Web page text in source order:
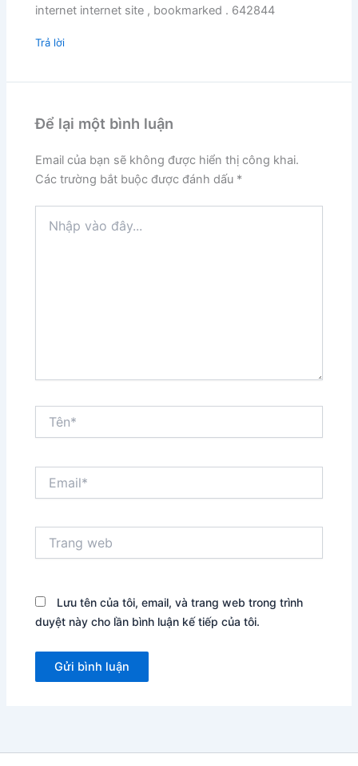
internet internet site , bookmarked . 642844
Trả lời
Để lại một bình luận
Email của bạn sẽ không được hiển thị công khai.
Các trường bắt buộc được đánh dấu *
vào
web
Lưu tên của tôi, email, và trang web trong trình
duyệt này cho lần bình luận kế tiếp của tôi.